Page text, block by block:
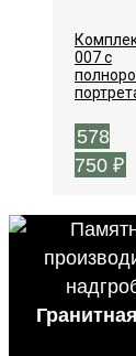
007 с
578
750 ₽